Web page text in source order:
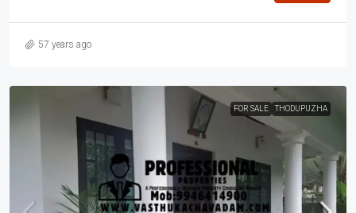
57 years ago
FOR SALE THODUPUZHA